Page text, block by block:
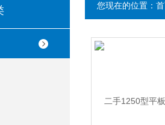
您现在的位置：